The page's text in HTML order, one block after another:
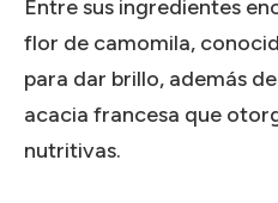
Entre sus ingredientes
flor de camomila,
para dar brillo, además
acacia francesa que
nutritivas.